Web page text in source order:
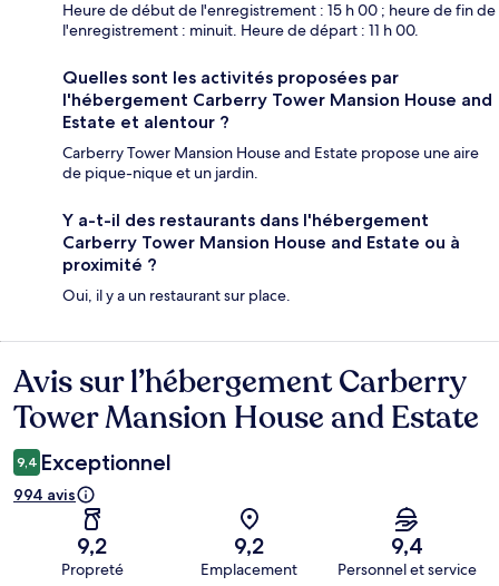
Heure de début de l'enregistrement : 15 h 00 ; heure de fin de
l'enregistrement : minuit. Heure de départ : 11 h 00.
Quelles sont les activités proposées par
l'hébergement Carberry Tower Mansion House and
Estate et alentour ?
Carberry Tower Mansion House and Estate propose une aire
de pique-nique et un jardin.
Y a-t-il des restaurants dans l'hébergement
Carberry Tower Mansion House and Estate ou à
proximité ?
Oui, il y a un restaurant sur place.
Avis
Avis sur l’hébergement Carberry
Tower Mansion House and Estate
9,4 Exceptionnel
994 avis
9,2
Propreté
9,2
Emplacement
9,4
Personnel et service